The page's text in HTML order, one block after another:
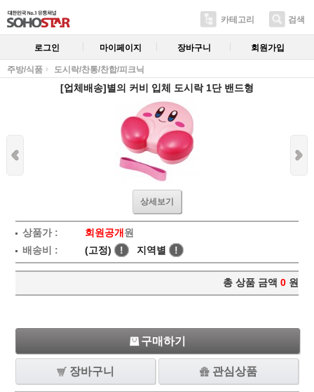
카테고리 검색
로그인 마이페이지 장바구니 회원가입
주방/식품 도시락/찬통/찬합/피크닉
[업체배송]별의 커비 입체 도시락 1단 밴드형
상세보기
상품가 : 회원공개 원
배송비 :
(고정) ! 지역별 !
총 상품 금액 0 원
구매하기
장바구니 관심상품